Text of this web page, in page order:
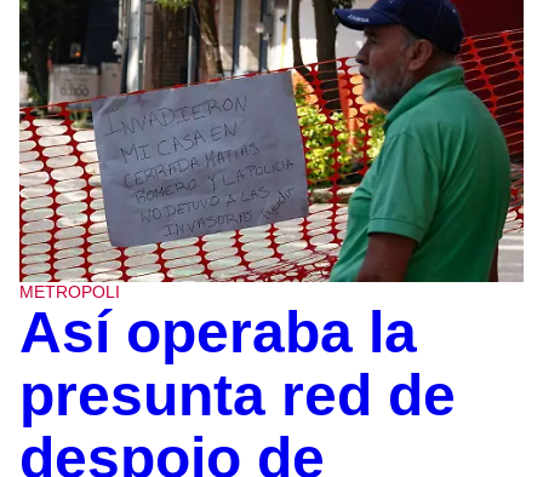
METROPOLI
Así operaba la
presunta red de
despojo de